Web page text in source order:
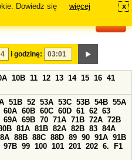
Dowiedz się
więcej x
i godzinę:
10B 11 12 13 14 15 16 41
51B 52 53A 53C 53B 54B 55A
60A 60B 60C 60D 61 62 63
69A 69B 70 71A 71B 72A 72B
81A 81B 82A 82B 83 84A
88B 88C 88D 89 90 91A 91B
97B 99 100 101 201 202 6.
F1